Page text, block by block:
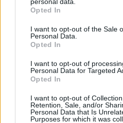
grant or deny consent to Google
use your data for below specified
consent section.
Opted In
I want to opt-out of the Sale
Personal Data.
Opted In
I want to opt-out of
Personal Data for Targeted
Opted In
I want to opt-out of
Retention, Sale, and/or
Personal Data that Is
Purposes for which it was
paksi atomerőmű
Paks II.: Mit jelent az 5.
felülvizsgálat árnyékában?
kivitelezése, miközben a
hogy a megváltozott gazdasági és